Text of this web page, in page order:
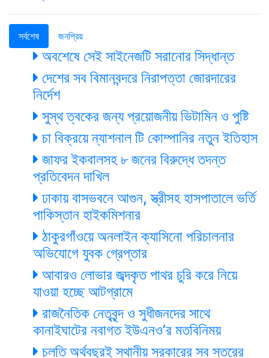
সর্বশেষ জনপ্রিয়
অবশেষে সেই সাইনেজটি সরানোর সিদ্ধান্ত
দেশের সব বিমানবন্দরে নিরাপত্তা জোরদারের
নির্দেশ
সুস্থ ত্বকের জন্য প্রয়োজনীয় ভিটামিন ও পুষ্টি
চা বিক্রয়ে ন্যাশনাল টি কোম্পানির নতুন ইতিহাস
জাফর ইকবালসহ ৮ জনের বিরুদ্ধে তদন্ত
প্রতিবেদন দাখিল
ঢাকায় বাসভবনে আগুন, স্ত্রীসহ হাসপাতালে ভর্তি
পাকিস্তান হাইকমিশনার
ঠাকুরগাঁওয়ে অনলাইন ক্যাসিনো পরিচালনার
অভিযোগে যুবক গ্রেপ্তার
আবারও লোভার জব্দকৃত পাথর চুরি করে নিয়ে
যাওয়া হচ্ছে আটগ্রামে
রাজনৈতিক নেতৃবৃন্দ ও সুধীজনদের সাথে
কানাইঘাটের নবাগত ইউএনও’র মতবিনিময়
চলতি অর্থবছরই স্থানীয় সরকারের সব স্তরের